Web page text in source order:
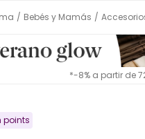
/ Bebés y Mamás /
*-8% a partir de
points